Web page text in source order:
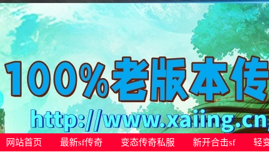
网站首页 最新sf传奇 变态传奇私服 新开合击sf 轻